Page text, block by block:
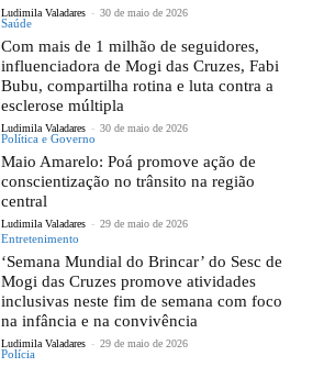
Ludimila Valadares - 30 de maio de 2026
Saúde
Com mais de 1 milhão de seguidores,
influenciadora de Mogi das Cruzes, Fabi
Bubu, compartilha rotina e luta contra a
esclerose múltipla
Ludimila Valadares - 30 de maio de 2026
Política e Governo
Maio Amarelo: Poá promove ação de
conscientização no trânsito na região
central
Ludimila Valadares - 29 de maio de 2026
Entretenimento
‘Semana Mundial do Brincar’ do Sesc de
Mogi das Cruzes promove atividades
inclusivas neste fim de semana com foco
na infância e na convivência
Ludimila Valadares - 29 de maio de 2026
Polícia